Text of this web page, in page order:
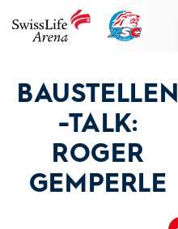
BAUSTELLEN
-TALK:
ROGER
GEMPERLE